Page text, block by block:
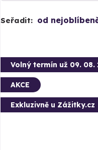
Seřadit: od
Volný termín už 09. 08.
AKCE
Exkluzivně u Zážitky.cz